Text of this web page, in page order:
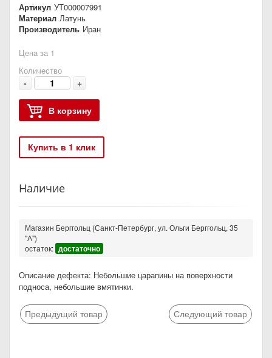
Артикул УТ000007991
Материал Латунь
Производитель Иран
Цена за 1
Количество
- +
В корзину
Купить в 1 клик
Наличие
Магазин Берггольц (Санкт-Петербург, ул. Ольги Берггольц, 35
"А")
остаток: достаточно
Описание дефекта: Небольшие царапины на поверхности
подноса, небольшие вмятинки.
Предыдущий товар Следующий товар